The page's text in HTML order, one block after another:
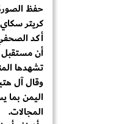
حفظ
كريتر
أكد
أن مستقبل
تشهدها
وقال آل
اليمن بما
المجالات.